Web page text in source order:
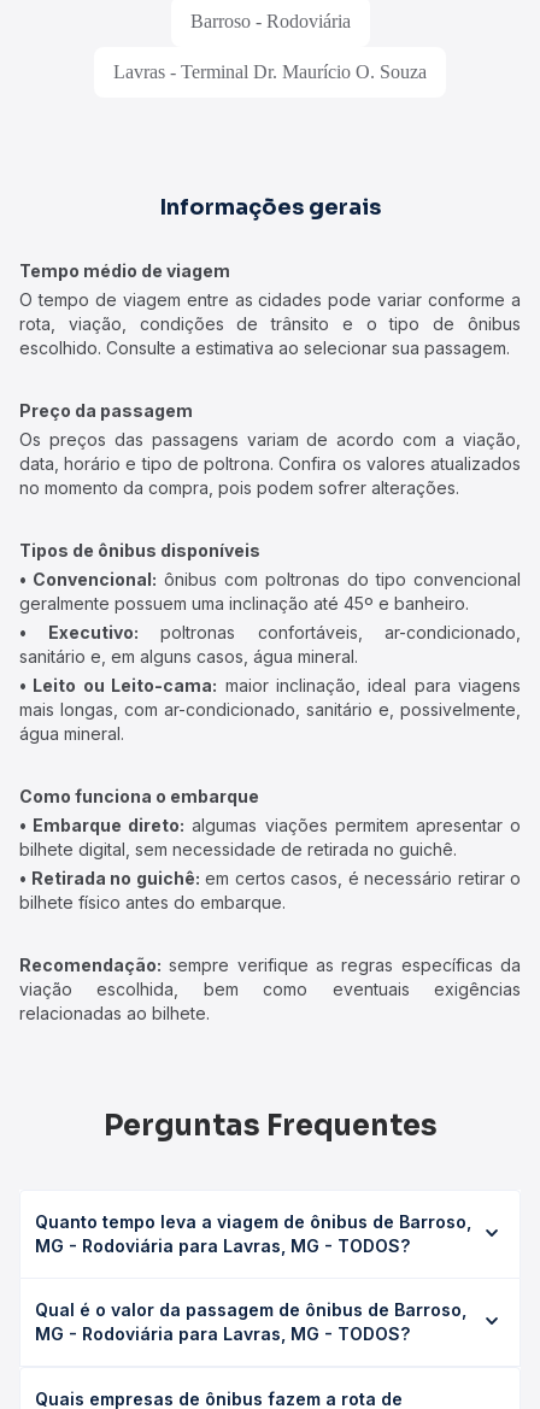
Barroso - Rodoviária
Lavras - Terminal Dr. Maurício O. Souza
Informações gerais
Tempo médio de viagem
O tempo de viagem entre as cidades pode variar conforme a
rota, viação, condições de trânsito e o tipo de ônibus
escolhido. Consulte a estimativa ao selecionar sua passagem.
Preço da passagem
Os preços das passagens variam de acordo com a viação,
data, horário e tipo de poltrona. Confira os valores atualizados
no momento da compra, pois podem sofrer alterações.
Tipos de ônibus disponíveis
• Convencional: ônibus com poltronas do tipo convencional
geralmente possuem uma inclinação até 45º e banheiro.
• Executivo: poltronas confortáveis, ar-condicionado,
sanitário e, em alguns casos, água mineral.
• Leito ou Leito-cama: maior inclinação, ideal para viagens
mais longas, com ar-condicionado, sanitário e, possivelmente,
água mineral.
Como funciona o embarque
• Embarque direto: algumas viações permitem apresentar o
bilhete digital, sem necessidade de retirada no guichê.
• Retirada no guichê: em certos casos, é necessário retirar o
bilhete físico antes do embarque.
Recomendação: sempre verifique as regras específicas da
viação escolhida, bem como eventuais exigências
relacionadas ao bilhete.
Perguntas Frequentes
Quanto tempo leva a viagem de ônibus de Barroso,
MG - Rodoviária para Lavras, MG - TODOS?
Lavras, MG - TODOS leva em média 2h 20min, podendo
variar conforme a viação, o tipo de serviço (convencional,
Qual é o valor da passagem de ônibus de Barroso,
MG - Rodoviária para Lavras, MG - TODOS?
Rodoviária para Lavras, MG - TODOS custa em média R$
Quais empresas de ônibus fazem a rota de